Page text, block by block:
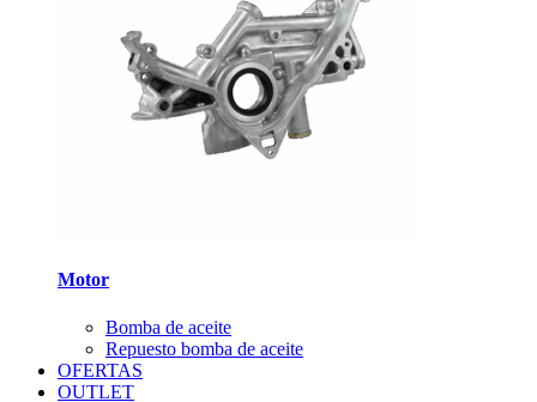
Motor
Bomba de aceite
Repuesto bomba de aceite
OFERTAS
OUTLET